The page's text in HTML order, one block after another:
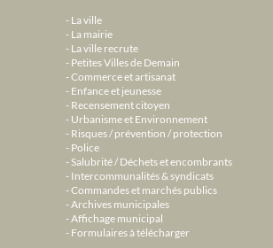
La ville
La mairie
La ville recrute
Petites Villes de Demain
Commerce et artisanat
Enfance et jeunesse
Recensement citoyen
Urbanisme et Environnement
Risques / prévention / protection
Police
Salubrité / Déchets et encombrants
Intercommunalités & syndicats
Commandes et marchés publics
Archives municipales
Affichage municipal
Formulaires à télécharger